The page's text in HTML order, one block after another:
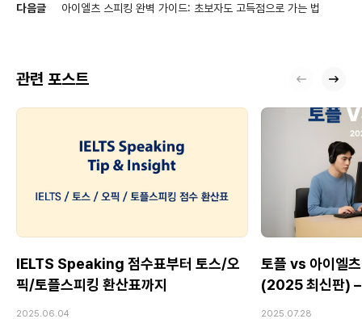
다음글 아이엘츠 스피킹 완벽 가이드: 초보자도 고득점으로 가는 법
관련 포스트
IELTS Speaking 점수표부터 토스/오
픽/토플스피킹 환산표까지
2025.06.04
토플 vs 아이엘
(2025 최신판) –
2025.07.28